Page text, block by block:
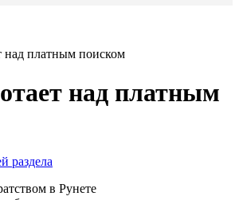
над платным поиском
над платным
раздела
в Рунете